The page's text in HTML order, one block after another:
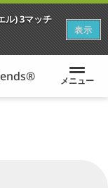
ル) 3マッチ
表示
メニュー